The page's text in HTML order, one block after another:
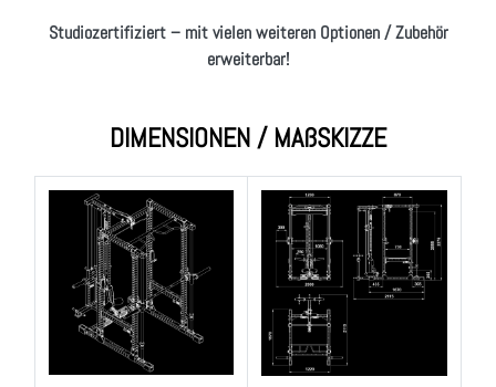
Studiozertifiziert – mit vielen weiteren Optionen / Zubehör
erweiterbar!
DIMENSIONEN / MAßSKIZZE